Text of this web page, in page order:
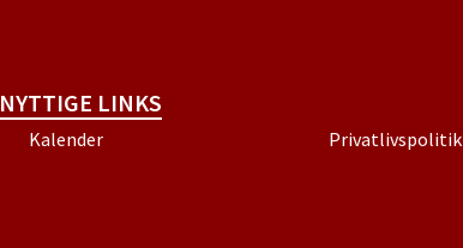
NYTTIGE LINKS
Kalender Privatlivspolitik